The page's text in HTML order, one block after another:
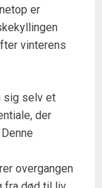
er
vinterens
sig selv et
der
overgangen